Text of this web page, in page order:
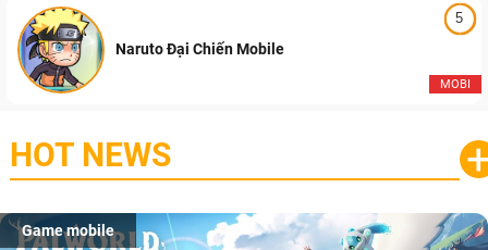
5
MOBI
Naruto Đại Chiến Mobile
HOT NEWS
Game mobile